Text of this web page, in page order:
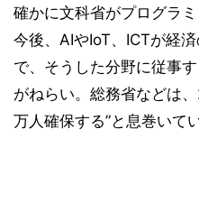
確かに文科省がプログラ
今後、AIやIoT、ICTが経
で、そうした分野に従事
がねらい。総務省などは
万人確保する”と息巻いてい